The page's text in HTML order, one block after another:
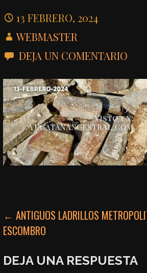
13 FEBRERO, 2024
WEBMASTER
DEJA UN COMENTARIO
NAVEGACIÓN
DE
ENTRADAS
← ANTIGUOS LADRILLOS
ESCOMBRO
DEJA UNA RESPUESTA